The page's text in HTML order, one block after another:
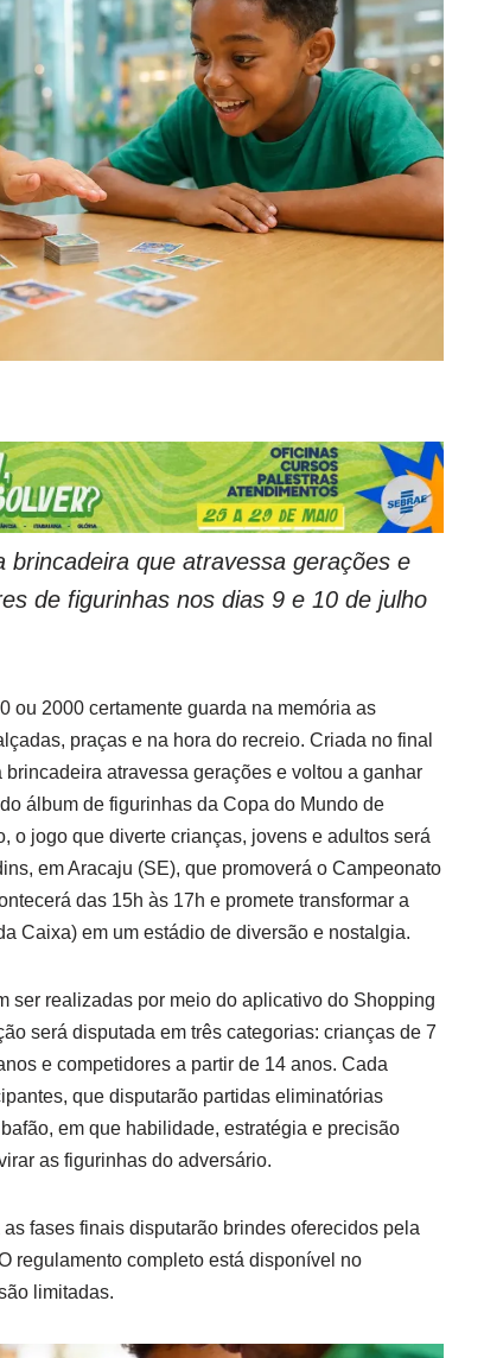
brincadeira que atravessa gerações e
de figurinhas nos dias 9 e 10 de julho
ou 2000 certamente guarda na memória as
praças e na hora do recreio. Criada no final
atravessa gerações e voltou a ganhar
álbum de figurinhas da Copa do Mundo de
o jogo que diverte crianças, jovens e adultos será
em Aracaju (SE), que promoverá o Campeonato
das 15h às 17h e promete transformar a
Caixa) em um estádio de diversão e nostalgia.
ser realizadas por meio do aplicativo do Shopping
será disputada em três categorias: crianças de 7
e competidores a partir de 14 anos. Cada
que disputarão partidas eliminatórias
em que habilidade, estratégia e precisão
as figurinhas do adversário.
fases finais disputarão brindes oferecidos pela
regulamento completo está disponível no
limitadas.